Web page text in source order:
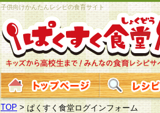
子供向けかんたんレシピの食育サイト
TOP >ぱくすく食堂ログインフォーム